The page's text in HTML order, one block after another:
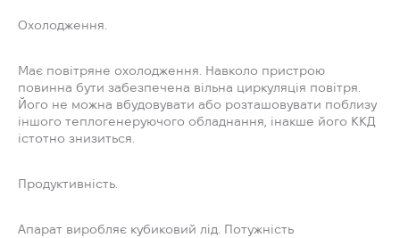
Охолодження.
Має повітряне охолодження. Навколо пристрою
повинна бути забезпечена вільна циркуляція повітря.
Його не можна вбудовувати або розташовувати поблизу
іншого теплогенеруючого обладнання, інакше його ККД
істотно знизиться.
Продуктивність.
Апарат виробляє кубиковий лід. Потужність